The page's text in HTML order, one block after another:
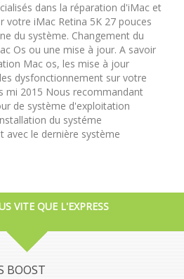
dans la réparation d'iMac et
votre iMac Retina 5K 27 pouces
du système. Changement du
Os ou une mise à jour. A savoir
Mac os, les mise à jour
dysfonctionnement sur votre
mi 2015 Nous recommandant
de système d'exploitation
du systéme
avec le dernière système
VITE QUE L'EXPRESS
BOOST